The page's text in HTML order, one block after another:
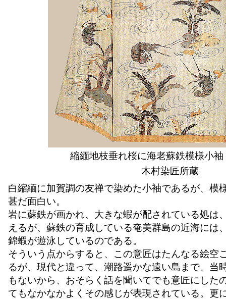
縮緬地枝垂れ桜に海老蘇鉄模様小袖
木村染匠所蔵
白縮緬に加賀調の友禅で染めた小袖であるが、模
甚だ面白い。
岩に蘇鉄が画かれ、大きな蝦が配されている処は
えるが、蘇鉄の育成している奄美群島の近海には
錦蝦が遊泳しているのである。
そういう点からすると、この意匠はたんなる絵空
るが、現代と違って、潮路遥かな遠い島まで、当
もないから、おそらく話を聞いてでも意匠にした
てもなかなかよくその感じが表現されている。更